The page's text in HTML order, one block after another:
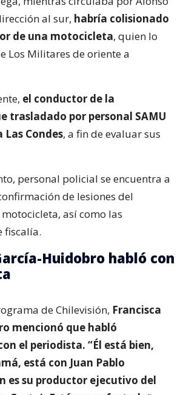
al sur, habría colisionado
de una motocicleta, quien lo
Los Militares de oriente a
el conductor de la
trasladado por personal SAMU
Condes, a fin de evaluar sus
personal policial se encuentra a
de lesiones del
así como las
fiscalía.
Huidobro habló con
de Chilevisión, Francisca
mencionó que habló
el periodista. “Él está bien,
está con Juan Pablo
es su productor ejecutivo del